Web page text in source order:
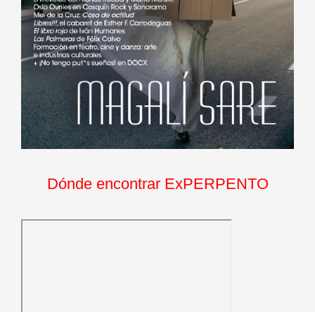
Dónde encontrar ExPERPENTO